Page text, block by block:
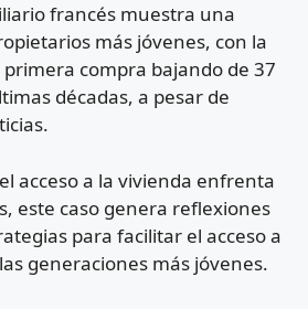
francés muestra una
más jóvenes, con la
compra bajando de 37
décadas, a pesar de
acceso a la vivienda enfrenta
este caso genera reflexiones
para facilitar el acceso a
generaciones más jóvenes.